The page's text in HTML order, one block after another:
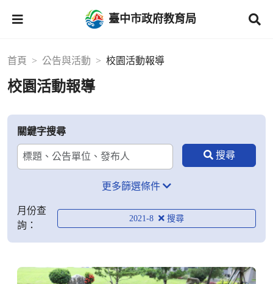
臺中市政府教育局
首頁 公告與活動 校園活動報導
校園活動報導
關鍵字搜尋
更多篩選條件
月份查
詢：
2021-8